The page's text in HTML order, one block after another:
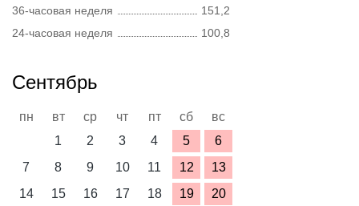
36-часовая неделя
151,2
24-часовая неделя
100,8
Сентябрь
пн вт ср чт пт сб
вс
1
2 3 4 5
6
7
8 9 10 11 12
13
14
15 16 17 18 19
20